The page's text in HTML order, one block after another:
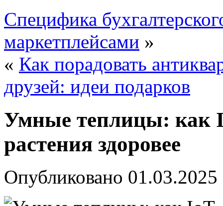
Специфика
маркетплейсами »
« Как порадовать
друзей: идеи подарков
Умные теплицы: как
растения здоровее
Опубликовано 01.03.2025